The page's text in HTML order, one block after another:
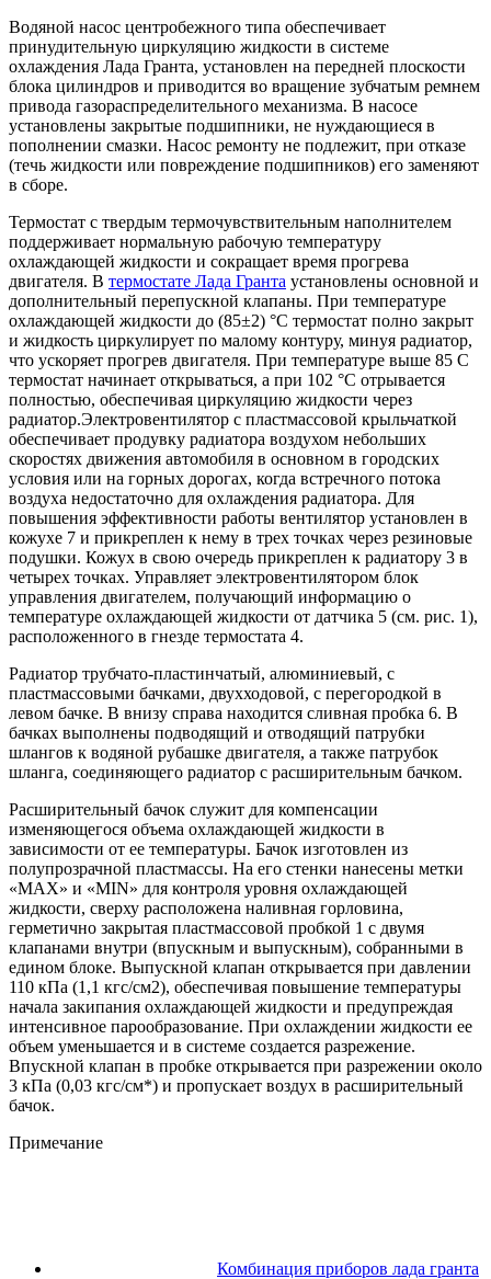
Водяной насос центробежного типа обеспечивает
принудительную циркуляцию жидкости в системе
охлаждения Лада Гранта, установлен на передней плоскости
блока цилиндров и приводится во вращение зубчатым ремнем
привода газораспределительного механизма. В насосе
установлены закрытые подшипники, не нуждающиеся в
пополнении смазки. Насос ремонту не подлежит, при отказе
(течь жидкости или повреждение подшипников) его заменяют
в сборе.
Термостат с твердым термочувствительным наполнителем
поддерживает нормальную рабочую температуру
охлаждающей жидкости и сокращает время прогрева
двигателя. В термостате Лада Гранта установлены основной и
дополнительный перепускной клапаны. При температуре
охлаждающей жидкости до (85±2) °С термостат полно закрыт
и жидкость циркулирует по малому контуру, минуя радиатор,
что ускоряет прогрев двигателя. При температуре выше 85 С
термостат начинает открываться, а при 102 °С отрывается
полностью, обеспечивая циркуляцию жидкости через
радиатор.Электровентилятор с пластмассовой крыльчаткой
обеспечивает продувку радиатора воздухом небольших
скоростях движения автомобиля в основном в городских
условия или на горных дорогах, когда встречного потока
воздуха недостаточно для охлаждения радиатора. Для
повышения эффективности работы вентилятор установлен в
кожухе 7 и прикреплен к нему в трех точках через резиновые
подушки. Кожух в свою очередь прикреплен к радиатору 3 в
четырех точках. Управляет электровентилятором блок
управления двигателем, получающий информацию о
температуре охлаждающей жидкости от датчика 5 (см. рис. 1),
расположенного в гнезде термостата 4.
Радиатор трубчато-пластинчатый, алюминиевый, с
пластмассовыми бачками, двухходовой, с перегородкой в
левом бачке. В внизу справа находится сливная пробка 6. В
бачках выполнены подводящий и отводящий патрубки
шлангов к водяной рубашке двигателя, а также патрубок
шланга, соединяющего радиатор с расширительным бачком.
Расширительный бачок служит для компенсации
изменяющегося объема охлаждающей жидкости в
зависимости от ее температуры. Бачок изготовлен из
полупрозрачной пластмассы. На его стенки нанесены метки
«МАХ» и «МIN» для контроля уровня охлаждающей
жидкости, сверху расположена наливная горловина,
герметично закрытая пластмассовой пробкой 1 с двумя
клапанами внутри (впускным и выпускным), собранными в
едином блоке. Выпускной клапан открывается при давлении
110 кПа (1,1 кгс/см2), обеспечивая повышение температуры
начала закипания охлаждающей жидкости и предупреждая
интенсивное парообразование. При охлаждении жидкости ее
объем уменьшается и в системе создается разрежение.
Впускной клапан в пробке открывается при разрежении около
3 кПа (0,03 кгс/см*) и пропускает воздух в расширительный
бачок.
Примечание
Комбинация приборов лада гранта